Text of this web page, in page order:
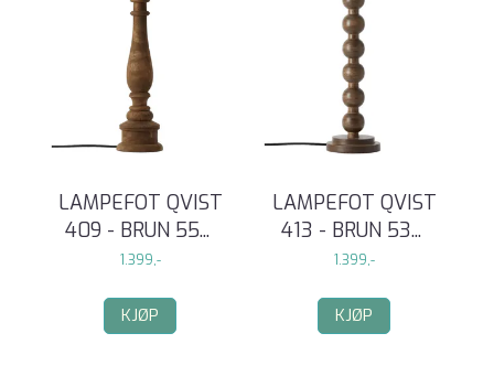
LAMPEFOT QVIST
409 - BRUN 55...
1.399,-
KJØP
LAMPEFOT QVIST
413 - BRUN 53...
1.399,-
KJØP